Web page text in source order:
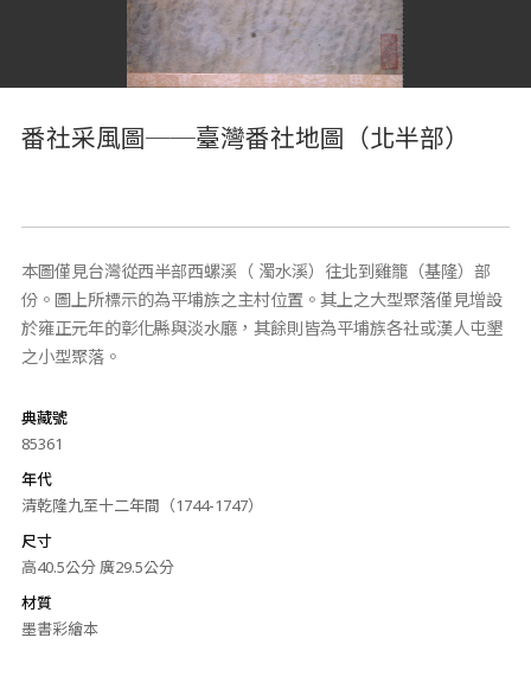
番社采風圖──臺灣番社地圖（北半部）
本圖僅見台灣從西半部西螺溪（ 濁水溪）往北到雞籠（基隆）部
份。圖上所標示的為平埔族之主村位置。其上之大型聚落僅見增設
於雍正元年的彰化縣與淡水廳，其餘則皆為平埔族各社或漢人屯墾
之小型聚落。
典藏號
85361
年代
清乾隆九至十二年間（1744-1747）
尺寸
高40.5公分 廣29.5公分
材質
墨書彩繪本